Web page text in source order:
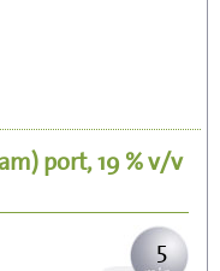
port, 19 % v/v
13
5